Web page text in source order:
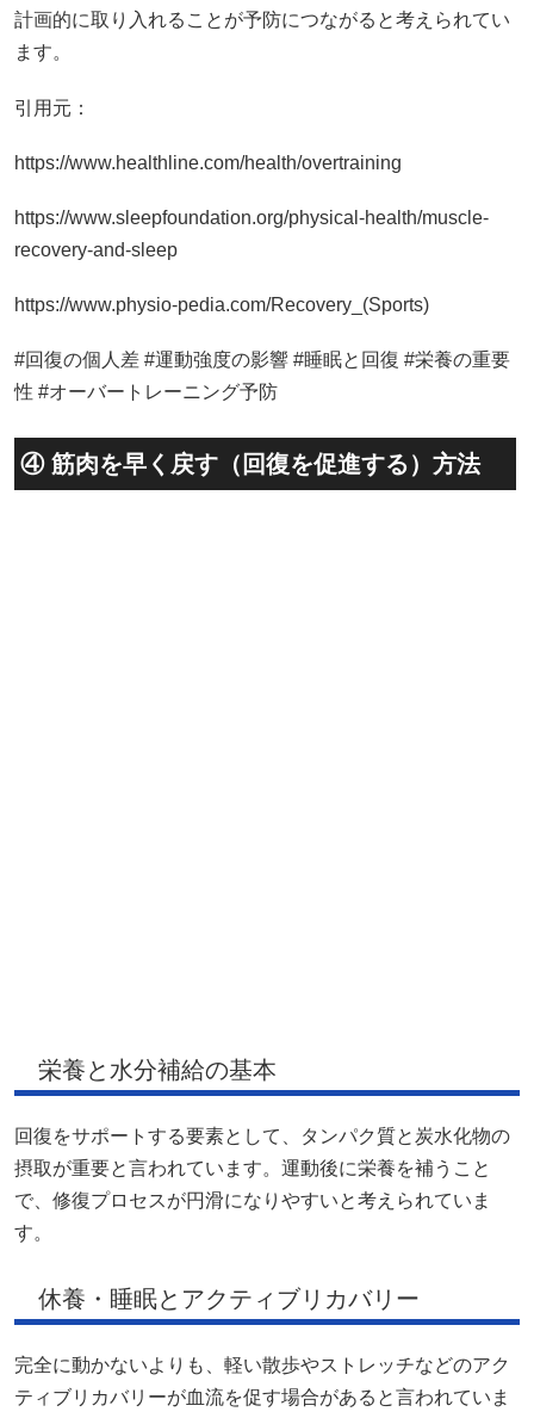
計画的に取り入れることが予防につながると考えられてい
ます。
引用元：
https://www.healthline.com/health/overtraining
https://www.sleepfoundation.org/physical-health/muscle-
recovery-and-sleep
https://www.physio-pedia.com/Recovery_(Sports)
#回復の個人差 #運動強度の影響 #睡眠と回復 #栄養の重要
性 #オーバートレーニング予防
④ 筋肉を早く戻す（回復を促進する）方法
栄養と水分補給の基本
回復をサポートする要素として、タンパク質と炭水化物の
摂取が重要と言われています。運動後に栄養を補うこと
で、修復プロセスが円滑になりやすいと考えられていま
す。
休養・睡眠とアクティブリカバリー
完全に動かないよりも、軽い散歩やストレッチなどのアク
ティブリカバリーが血流を促す場合があると言われていま